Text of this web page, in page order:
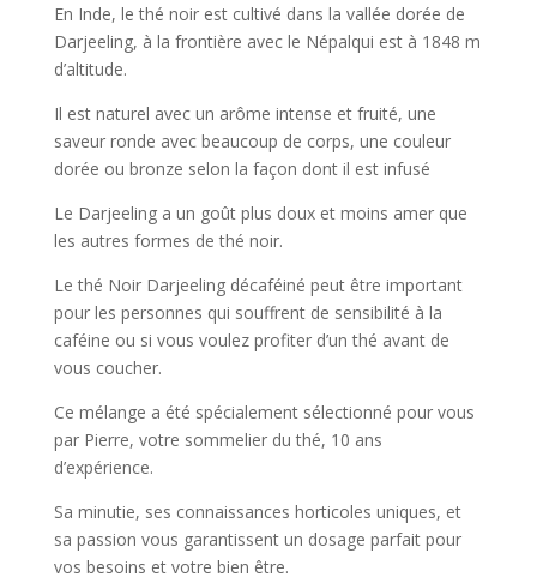
En Inde, le thé noir est cultivé dans la vallée dorée de
Darjeeling, à la frontière avec le Népalqui est à 1848 m
d’altitude.
Il est naturel avec un arôme intense et fruité, une
saveur ronde avec beaucoup de corps, une couleur
dorée ou bronze selon la façon dont il est infusé
Le Darjeeling a un goût plus doux et moins amer que
les autres formes de thé noir.
Le thé Noir Darjeeling décaféiné peut être important
pour les personnes qui souffrent de sensibilité à la
caféine ou si vous voulez profiter d’un thé avant de
vous coucher.
Ce mélange a été spécialement sélectionné pour vous
par Pierre, votre sommelier du thé, 10 ans
d’expérience.
Sa minutie, ses connaissances horticoles uniques, et
sa passion vous garantissent un dosage parfait pour
vos besoins et votre bien être.